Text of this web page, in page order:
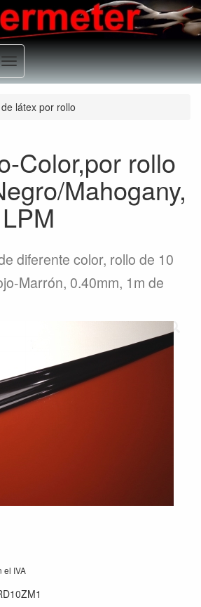
Menu
látex por rollo
Color,por rollo
Mahogany,
diferente color, rollo de 10
Marrón, 0.40mm, 1m de
el IVA